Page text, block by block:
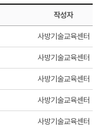
작성자
사방기술교육센터
사방기술교육센터
사방기술교육센터
사방기술교육센터
사방기술교육센터